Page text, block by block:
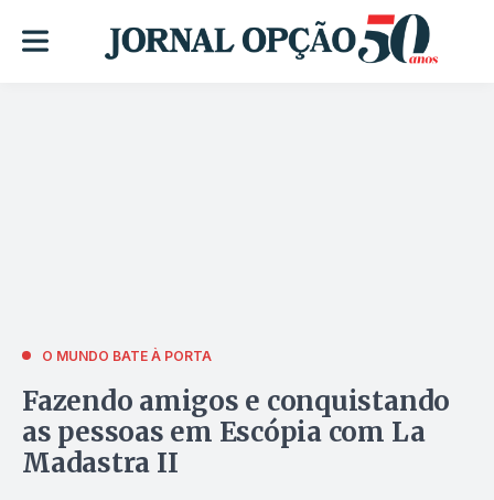
O MUNDO BATE À PORTA
Fazendo amigos e conquistando
as pessoas em Escópia com La
Madastra II